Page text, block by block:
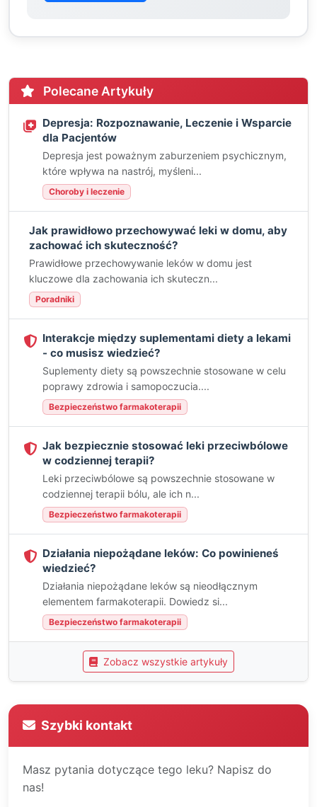
Polecane Artykuły
Depresja: Rozpoznawanie, Leczenie i Wsparcie
dla Pacjentów
Depresja jest poważnym zaburzeniem psychicznym,
które wpływa na nastrój, myśleni...
Choroby i leczenie
Jak prawidłowo przechowywać leki w domu, aby
zachować ich skuteczność?
Prawidłowe przechowywanie leków w domu jest
kluczowe dla zachowania ich skuteczn...
Poradniki
Interakcje między suplementami diety a lekami
- co musisz wiedzieć?
Suplementy diety są powszechnie stosowane w celu
poprawy zdrowia i samopoczucia....
Bezpieczeństwo farmakoterapii
Jak bezpiecznie stosować leki przeciwbólowe
w codziennej terapii?
Leki przeciwbólowe są powszechnie stosowane w
codziennej terapii bólu, ale ich n...
Bezpieczeństwo farmakoterapii
Działania niepożądane leków: Co powinieneś
wiedzieć?
Działania niepożądane leków są nieodłącznym
elementem farmakoterapii. Dowiedz si...
Bezpieczeństwo farmakoterapii
Zobacz wszystkie artykuły
Szybki kontakt
Masz pytania dotyczące tego leku? Napisz do
nas!